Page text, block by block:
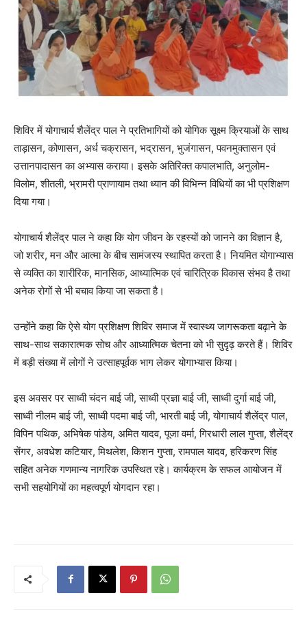
शिविर में योगाचार्य शैलेंद्र पाल ने प्रतिभागियों को योगिक सूक्ष्म क्रियाओं के साथ
ताड़ासन, कोणासन, अर्ध चक्रासन, भद्रासन, भुजंगासन, पवनमुक्तासन एवं
उत्तानपादासन का अभ्यास कराया। इसके अतिरिक्त कपालभाति, अनुलोम-
विलोम, शीतली, भ्रामरी प्राणायाम तथा ध्यान की विभिन्न विधियों का भी प्रशिक्षण
दिया गया।
योगाचार्य शैलेंद्र पाल ने कहा कि योग जीवन के रहस्यों को जानने का विज्ञान है,
जो शरीर, मन और आत्मा के बीच सामंजस्य स्थापित करता है। नियमित योगाभ्यास
से व्यक्ति का शारीरिक, मानसिक, आध्यात्मिक एवं चारित्रिक विकास संभव है तथा
अनेक रोगों से भी बचाव किया जा सकता है।
उन्होंने कहा कि ऐसे योग प्रशिक्षण शिविर समाज में स्वास्थ्य जागरूकता बढ़ाने के
साथ-साथ सकारात्मक सोच और आध्यात्मिक चेतना को भी सुदृढ़ करते हैं। शिविर
में बड़ी संख्या में लोगों ने उत्साहपूर्वक भाग लेकर योगाभ्यास किया।
इस अवसर पर साध्वी चंदन बाई जी, साध्वी प्रज्ञा बाई जी, साध्वी दुर्गा बाई जी,
साध्वी नीलम बाई जी, साध्वी पदमा बाई जी, भारती बाई जी, योगाचार्य शैलेंद्र पाल,
विपिन पथिक, अभिषेक पांडेय, अमित यादव, पूजा वर्मा, गिरधारी लाल गुप्ता, शैलेंद्र
सेंगर, अवधेश कटियार, मिथलेश, किशन गुप्ता, रामपाल यादव, हरिकरण सिंह
सहित अनेक गणमान्य नागरिक उपस्थित रहे। कार्यक्रम के सफल आयोजन में
सभी सहयोगियों का महत्वपूर्ण योगदान रहा।